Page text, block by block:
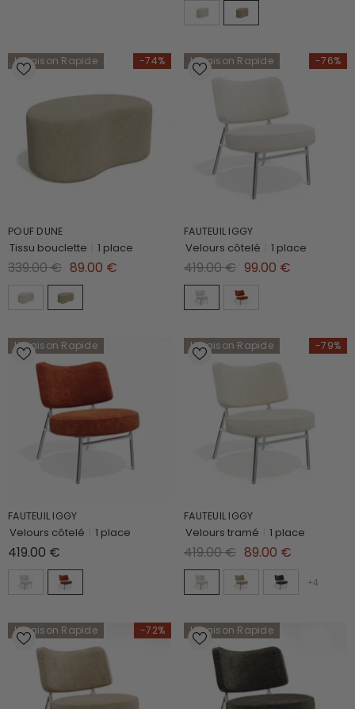
-74%
Livraison Rapide
POUF DUNE
Tissu bouclette 1 place
339.00 € 89.00 €
-76%
Livraison Rapide
FAUTEUIL IGGY
Velours côtelé 1 place
419.00 € 99.00 €
Livraison Rapide
FAUTEUIL IGGY
Velours côtelé 1 place
419.00 €
-79%
Livraison Rapide
FAUTEUIL IGGY
Velours tramé 1 place
419.00 € 89.00 €
+4
-72%
Livraison Rapide Livraison Rapide